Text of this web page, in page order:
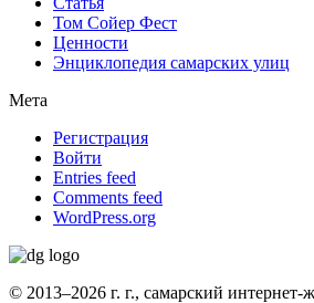
Том Сойер Фест
Ценности
Энциклопедия самарских улиц
Мета
Регистрация
Войти
Entries feed
Comments feed
WordPress.org
© 2013–2026 г. г., самарский интернет-